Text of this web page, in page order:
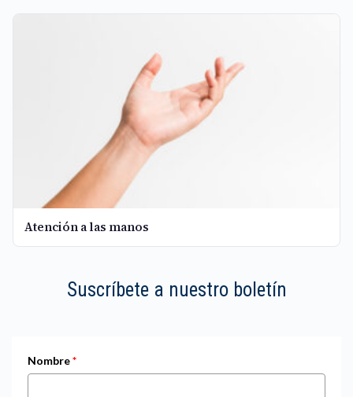
Atención a las manos
Suscríbete a nuestro boletín
Nombre*